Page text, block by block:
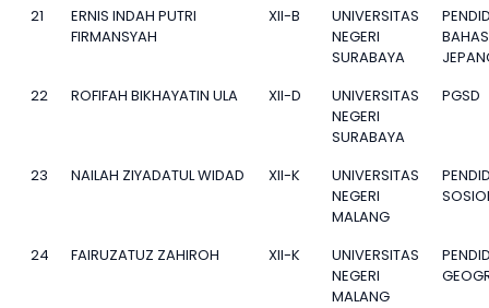
21
ERNIS INDAH PUTRI
FIRMANSYAH
XII-B
UNIVERSITAS
NEGERI
SURABAYA
22
ROFIFAH BIKHAYATIN ULA XII-D
UNIVERSITAS
NEGERI
SURABAYA
PGSD
23 NAILAH ZIYADATUL WIDAD XII-K
UNIVERSITAS
NEGERI
MALANG
24 FAIRUZATUZ ZAHIROH XII-K
UNIVERSITAS
NEGERI
MALANG